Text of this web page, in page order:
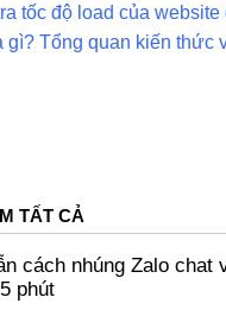
tốc độ load của
gì? Tổng quan kiến thức
TẤT CẢ
cách nhúng Zalo chat
phút